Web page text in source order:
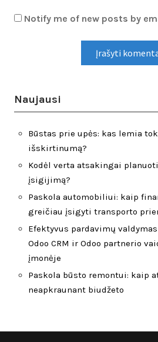
Notify me of new posts by
Naujausi
Būstas prie upės: kas lemia
išskirtinumą?
Kodėl verta atsakingai
įsigijimą?
Paskola automobiliui: kaip
greičiau įsigyti transporto
Efektyvus pardavimų
Odoo CRM ir Odoo partnerio
įmonėje
Paskola būsto remontui: kaip
neapkraunant biudžeto